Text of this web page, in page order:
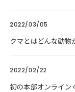
2022/03/05
クマとはどんな動
2022/02/22
初の本部オンライン